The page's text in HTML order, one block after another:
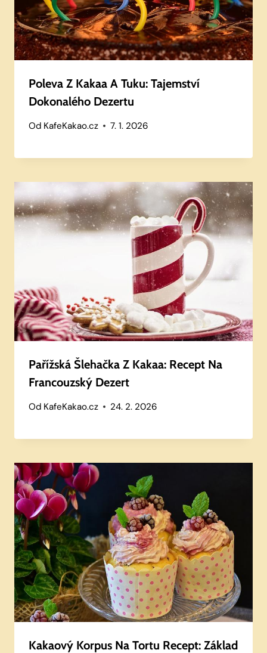
Poleva Z Kakaa A Tuku: Tajemství
Dokonalého Dezertu
Od KafeKakao.cz 7. 1. 2026
Pařížská Šlehačka Z Kakaa: Recept Na
Francouzský Dezert
Od KafeKakao.cz 24. 2. 2026
Kakaový Korpus Na Tortu Recept: Základ